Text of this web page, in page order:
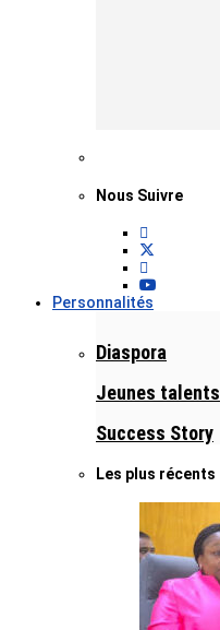
Nous Suivre
Personnalités
Diaspora
Jeunes talents
Success Story
Les plus récents